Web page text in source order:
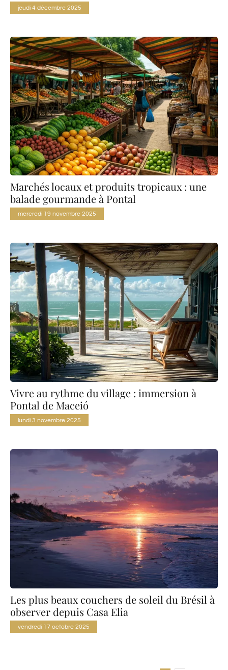
jeudi 4 décembre 2025
Marchés locaux et produits tropicaux : une
balade gourmande à Pontal
mercredi 19 novembre 2025
Vivre au rythme du village : immersion à
Pontal de Maceió
lundi 3 novembre 2025
Les plus beaux couchers de soleil du Brésil à
observer depuis Casa Elia
vendredi 17 octobre 2025